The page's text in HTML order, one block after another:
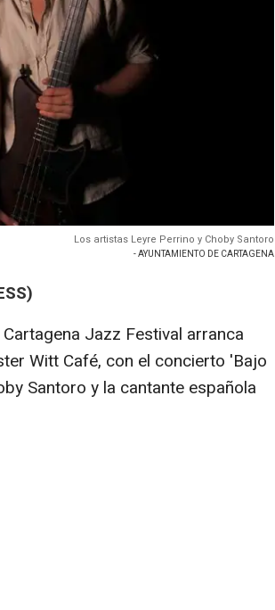
Los artistas Leyre Perrino y Choby Santoro
- AYUNTAMIENTO DE CARTAGENA
Jazz Festival arranca
Witt Café, con el concierto 'Bajo
Santoro y la cantante española